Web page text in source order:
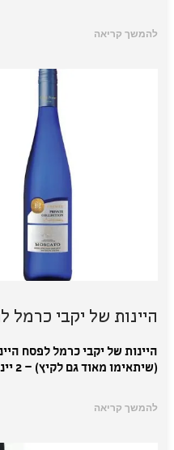
להמשך קריאה
היינות של יקבי כרמל
היינות של יקבי כרמל לפסח
(שיתאימו מאוד גם לקיץ) – 2 יינות מוסקטו קלילים
להמשך קריאה